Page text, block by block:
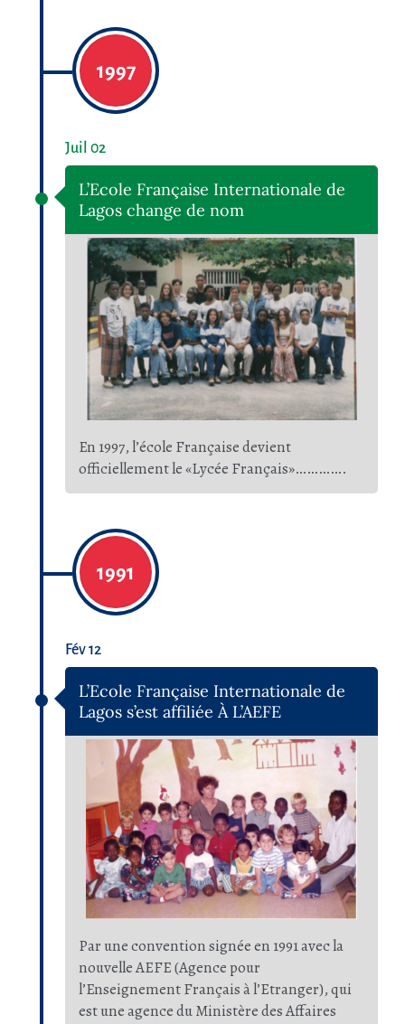
1997
Juil 02
L’Ecole Française Internationale de
Lagos change de nom
En 1997, l’école Française devient
officiellement le «Lycée Français»………….
1991
Fév 12
L’Ecole Française Internationale de
Lagos s’est affiliée À L’AEFE
Par une convention signée en 1991 avec la
nouvelle AEFE (Agence pour
l’Enseignement Français à l’Etranger), qui
est une agence du Ministère des Affaires